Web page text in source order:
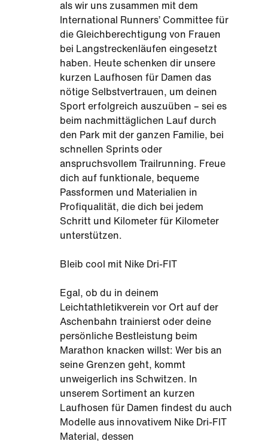
als wir uns zusammen mit dem
International Runners’ Committee für
die Gleichberechtigung von Frauen
bei Langstreckenläufen eingesetzt
haben. Heute schenken dir unsere
kurzen Laufhosen für Damen das
nötige Selbstvertrauen, um deinen
Sport erfolgreich auszuüben – sei es
beim nachmittäglichen Lauf durch
den Park mit der ganzen Familie, bei
schnellen Sprints oder
anspruchsvollem Trailrunning. Freue
dich auf funktionale, bequeme
Passformen und Materialien in
Profiqualität, die dich bei jedem
Schritt und Kilometer für Kilometer
unterstützen.
Bleib cool mit Nike Dri-FIT
Egal, ob du in deinem
Leichtathletikverein vor Ort auf der
Aschenbahn trainierst oder deine
persönliche Bestleistung beim
Marathon knacken willst: Wer bis an
seine Grenzen geht, kommt
unweigerlich ins Schwitzen. In
unserem Sortiment an kurzen
Laufhosen für Damen findest du auch
Modelle aus innovativem Nike Dri-FIT
Material, dessen